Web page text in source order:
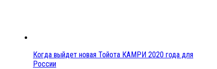
Когда выйдет новая Тойота КАМРИ 2020 года для
России